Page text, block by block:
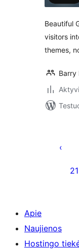
Beautiful
visitors
themes,
Barry
21
Apie
Naujienos
Hostingo